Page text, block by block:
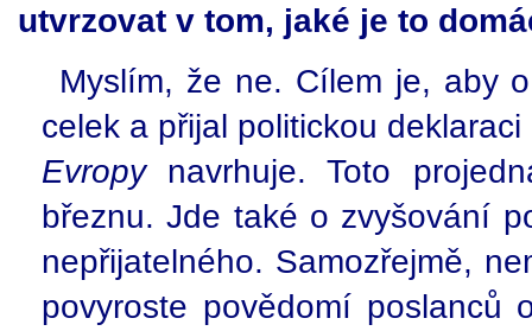
utvrzovat v tom, jaké je to
Myslím, že ne. Cílem je, aby
celek a přijal politickou
Evropy navrhuje. Toto
březnu. Jde také o zvyšování
nepřijatelného. Samozřejmě,
povyroste povědomí